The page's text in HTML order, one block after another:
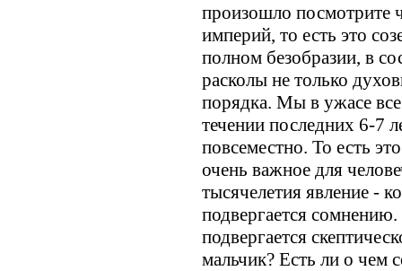
произошло посмотрите
империй, то есть это
полном безобразии, в
расколы не только
порядка. Мы в ужасе
течении последних 6-7
повсеместно. То есть
очень важное для
тысячелетия явление -
подвергается
подвергается
мальчик? Есть ли о чем